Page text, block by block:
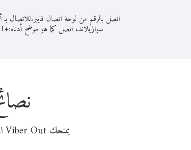
اتصل بالرقم من لوحة اتصال فايبر.للاتصال بـ
سوازيلاند، اتصل كما هو موضح أدناه:+
1
يمنحك Viber Out المزيد من وقت المكالمة مقابل تكلفة أقل من المال. اختر من أحد خيارات الاتصال المرنة ذات السعر المنخفض: